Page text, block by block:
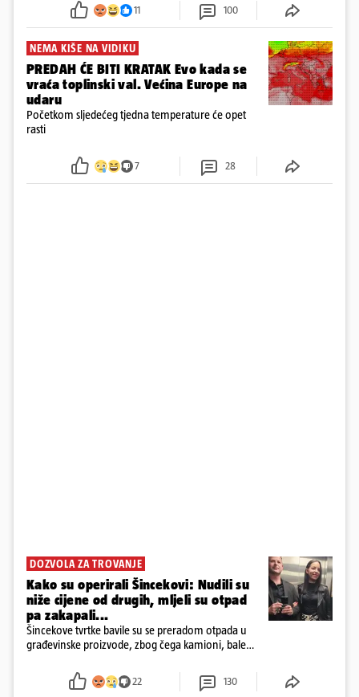
11 100
NEMA KIŠE NA VIDIKU
PREDAH ĆE BITI KRATAK Evo kada se
vraća toplinski val. Većina Europe na
udaru
Početkom sljedećeg tjedna temperature će opet
rasti
7 28
DOZVOLA ZA TROVANJE
Kako su operirali Šincekovi: Nudili su
niže cijene od drugih, mljeli su otpad
pa zakapali...
Šincekove tvrtke bavile su se preradom otpada u
građevinske proizvode, zbog čega kamioni, bale
22 130